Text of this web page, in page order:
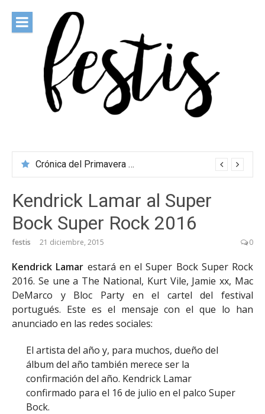
contenido
Crónica del Primavera Sound Porto 2026
Kendrick Lamar al Super
Bock Super Rock 2016
festis 21 diciembre, 2015 0
Kendrick Lamar estará en el Super Bock Super Rock
2016. Se une a The National, Kurt Vile, Jamie xx, Mac
DeMarco y Bloc Party en el cartel del festival
portugués. Este es el mensaje con el que lo han
anunciado en las redes sociales:
El artista del año y, para muchos, dueño del
álbum del año también merece ser la
confirmación del año. Kendrick Lamar
confirmado para el 16 de julio en el palco Super
Bock.